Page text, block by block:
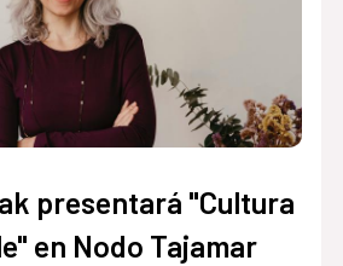
presentará "Cultura
en Nodo Tajamar